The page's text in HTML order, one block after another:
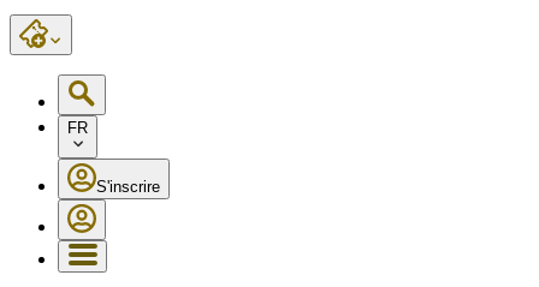
FR
S'inscrire